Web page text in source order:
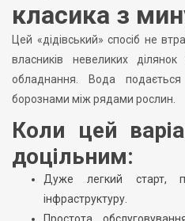
класика з
Цей «дідівський» спосіб не
власників невеликих
обладнання. Вода
борознами між рядами рослин.
Коли цей
доцільним:
Дуже легкий старт,
інфраструктуру.